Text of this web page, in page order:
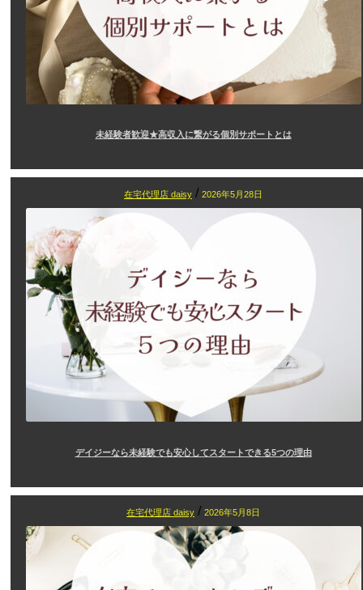
未経験者歓迎★高収入に繋がる個別サポートとは
在宅代理店 daisy / 2026年5月28日
デイジーなら未経験でも安心してスタートできる5つの理由
在宅代理店 daisy / 2026年5月8日